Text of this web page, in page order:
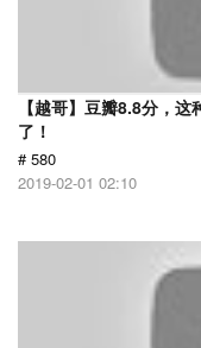
【越哥】豆瓣8.8分，
了！
# 580
2019-02-01 02:10